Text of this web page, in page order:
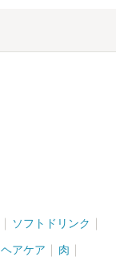
ソフトドリンク
ヘアケア 肉